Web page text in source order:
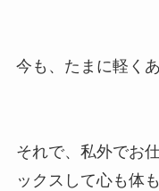
今も、たまに軽く
それで、私外でお
ックスして心も体